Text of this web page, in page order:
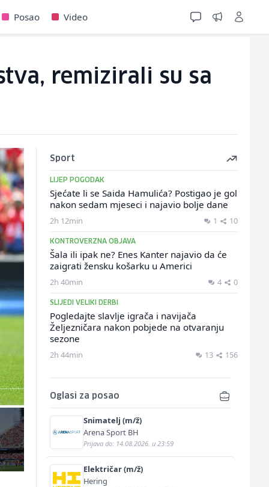
Posao Video
remizirali su sa
Sport
LIJEP POGODAK
Sjećate li se Saida Hamulića? Postigao je gol
nakon sedam mjeseci i najavio bolje dane
2h 12min 1 10
KONTROVERZNA OBJAVA
Šala ili ipak ne? Enes Kanter najavio da će
zaigrati žensku košarku u Americi
2h 40min 4 0
SLIJEDI VELIKI DERBI
Pogledajte slavlje igrača i navijača
Željezničara nakon pobjede na otvaranju
sezone
2h 44min 13 156
Oglasi za posao
Snimatelj (m/ž)
Arena Sport BH
Prijava do: 14.08.2026. u 23:59
Električar (m/ž)
Hering